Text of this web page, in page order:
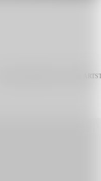
Галерея современного искусства